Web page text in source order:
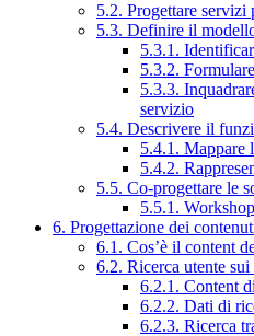
5.2. Progettare
5.3. Definire il
5.3.1.
5.3.2.
5.3.3.
servizio
5.4. Descrivere il
5.4.1. Mappare
5.4.2.
5.5. Co-progettare le
5.5.1.
6. Progettazione dei
6.1. Cos’è il content
6.2. Ricerca utente
6.2.1. Content
6.2.2. Dati di
6.2.3. Ricerca